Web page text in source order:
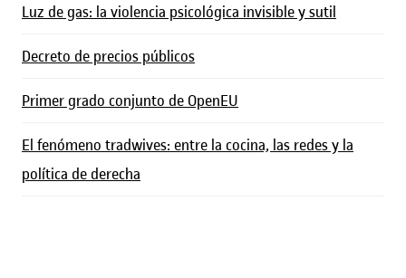
Luz de gas: la violencia psicológica invisible y sutil
Decreto de precios públicos
Primer grado conjunto de OpenEU
El fenómeno tradwives: entre la cocina, las redes y la
política de derecha